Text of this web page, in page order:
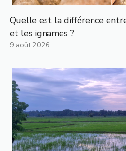
Quelle est la différence
et les ignames ?
9 août 2026